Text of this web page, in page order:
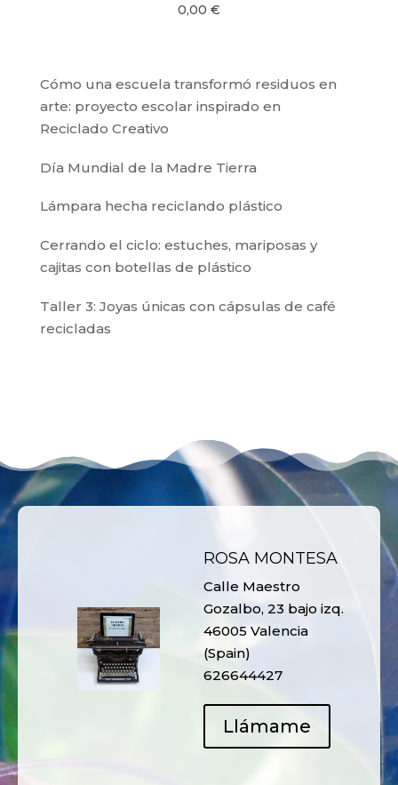
0,00 €
Cómo una escuela transformó residuos en
arte: proyecto escolar inspirado en
Reciclado Creativo
Día Mundial de la Madre Tierra
Lámpara hecha reciclando plástico
Cerrando el ciclo: estuches, mariposas y
cajitas con botellas de plástico
Taller 3: Joyas únicas con cápsulas de café
recicladas
ROSA MONTESA
Calle Maestro
Gozalbo, 23 bajo izq.
46005 Valencia
(Spain)
626644427
Llámame